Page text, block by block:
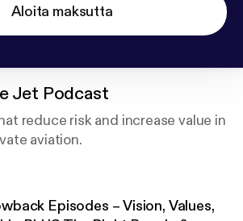
Aloita maksutta
Jet Podcast
reduce risk and increase value in
aviation.
Episodes – Vision, Values,